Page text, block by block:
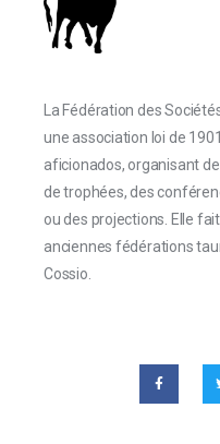
La Fédération des
une association loi de
aficionados, organisant
de trophées, des
ou des projections. Elle
anciennes fédérations
Cossio.